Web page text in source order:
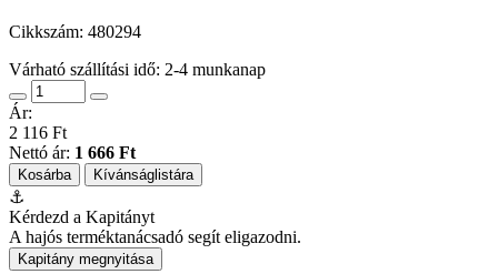
Cikkszám: 480294
Várható szállítási idő: 2-4 munkanap
Ár:
2 116 Ft
Nettó ár: 1 666 Ft
Kosárba Kívánságlistára
⚓
Kérdezd a Kapitányt
A hajós terméktanácsadó segít eligazodni.
Kapitány megnyitása